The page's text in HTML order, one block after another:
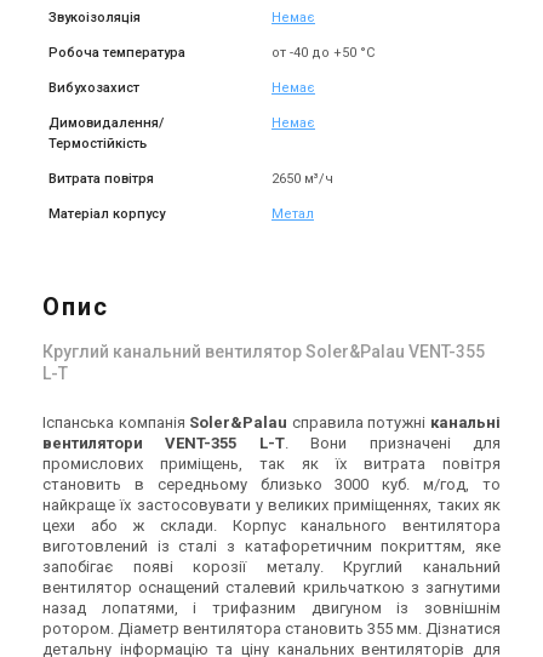
Ціна Ціна
В наявності
Soler&Palau VENT-150NK
9 708 грн
Знятий з виробництва
Ціна
В наявності
Іспанія
Канальний вентилятор
Soler&Palau VENT-125NK
Знятий з виробництва
Залишити відгук
Іспанія
Канальний вентилятор
Soler&Palau VENT-125 B
Звукоізоляція Немає
Робоча температура от -40 до +50 °C
Вибухозахист Немає
Димовидалення/
Термостійкість
Немає
Витрата повітря 2650 м³/ч
Матеріал корпусу Метал
Опис
Круглий канальний вентилятор Soler&Palau VENT-355
L-T
Іспанська компанія Soler&Palau справила потужні канальні
вентилятори VENT-355 L-Т. Вони призначені для
промислових приміщень, так як їх витрата повітря
становить в середньому близько 3000 куб. м/год, то
найкраще їх застосовувати у великих приміщеннях, таких як
цехи або ж склади. Корпус канального вентилятора
виготовлений із сталі з катафоретичним покриттям, яке
запобігає появі корозії металу. Круглий канальний
вентилятор оснащений сталевий крильчаткою з загнутими
назад лопатями, і трифазним двигуном із зовнішнім
ротором. Діаметр вентилятора становить 355 мм. Дізнатися
детальну інформацію та ціну канальних вентиляторів для